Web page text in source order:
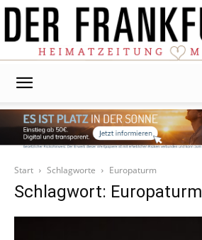
Start
Schlagworte Europaturm
Schlagwort: Europaturm